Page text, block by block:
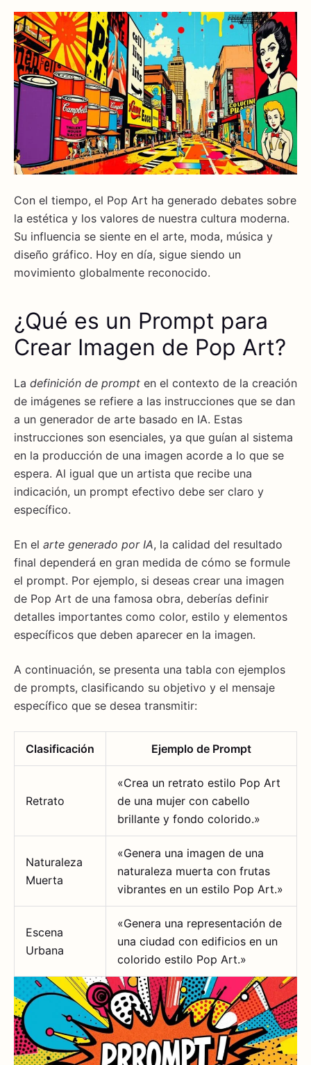
Con el tiempo, el Pop Art ha generado debates sobre
la estética y los valores de nuestra cultura moderna.
Su influencia se siente en el arte, moda, música y
diseño gráfico. Hoy en día, sigue siendo un
movimiento globalmente reconocido.
¿Qué es un Prompt para
Crear Imagen de Pop Art?
La definición de prompt en el contexto de la creación
de imágenes se refiere a las instrucciones que se dan
a un generador de arte basado en IA. Estas
instrucciones son esenciales, ya que guían al sistema
en la producción de una imagen acorde a lo que se
espera. Al igual que un artista que recibe una
indicación, un prompt efectivo debe ser claro y
específico.
En el arte generado por IA, la calidad del resultado
final dependerá en gran medida de cómo se formule
el prompt. Por ejemplo, si deseas crear una imagen
de Pop Art de una famosa obra, deberías definir
detalles importantes como color, estilo y elementos
específicos que deben aparecer en la imagen.
A continuación, se presenta una tabla con ejemplos
de prompts, clasificando su objetivo y el mensaje
específico que se desea transmitir:
Clasificación Ejemplo de Prompt
Retrato
«Crea un retrato estilo Pop Art
de una mujer con cabello
brillante y fondo colorido.»
Naturaleza
Muerta
«Genera una imagen de una
naturaleza muerta con frutas
vibrantes en un estilo Pop Art.»
Escena
Urbana
«Genera una representación de
una ciudad con edificios en un
colorido estilo Pop Art.»